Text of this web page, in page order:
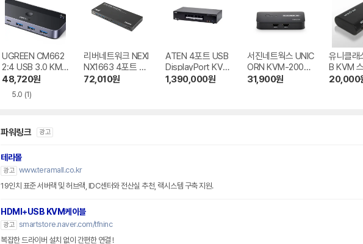
UGREEN CM662
2:4 USB 3.0 KM
스위치
48,720원
5.0 (1)
리버네트워크 NEXI
NX1663 4포트 HD
MI KVM 스위치
72,010원
ATEN 4포트 USB
DisplayPort KVM
P 스위치 (CS196
1,390,000원
서진네트웍스 UNIC
ORN KVM-200H
V 2:1 HDMI KVM
31,900원
유니클래
B KVM
-02)
20,000
파워링크 광고
테라몰
광고 www.teramall.co.kr
19인치 표준 서버랙 및 허브랙, IDC센터와 전산실 추천, 랙시스템 구축 지원.
HDMI+USB KVM케이블
광고 smartstore.naver.com/tfninc
복잡한 드라이버 설치 없이 간편한 연결 !